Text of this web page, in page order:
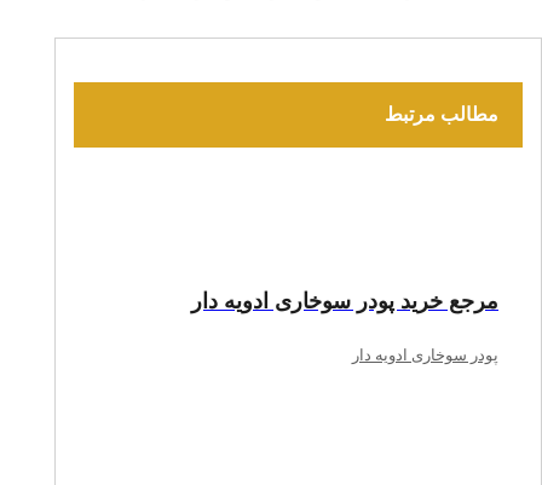
مطالب مرتبط
مرجع خرید پودر سوخاری ادویه دار
پودر سوخاری ادویه دار